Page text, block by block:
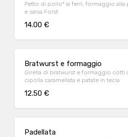
Petto di pollo* ai ferri, formaggio alla
e salsa Forst
14.00 €
Bratwurst e formaggio
Girella di bratwurst e formaggio cotti
cipolla caramellata e patate in tecia
12.50 €
Padellata